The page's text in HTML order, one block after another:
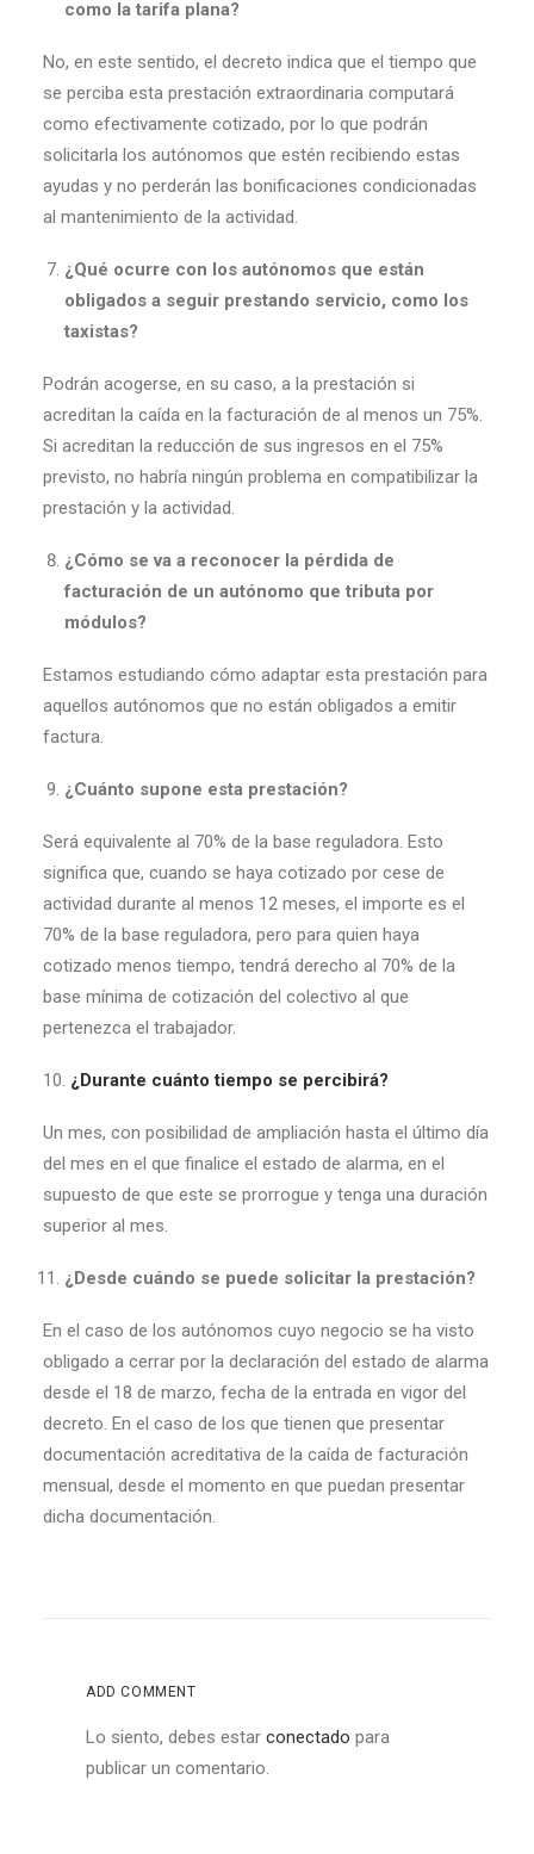
como la tarifa plana?
No, en este sentido, el decreto indica que el tiempo que
se perciba esta prestación extraordinaria computará
como efectivamente cotizado, por lo que podrán
solicitarla los autónomos que estén recibiendo estas
ayudas y no perderán las bonificaciones condicionadas
al mantenimiento de la actividad.
¿ Qué ocurre con los autónomos que están
obligados a seguir prestando servicio, como los
taxistas?
Podrán acogerse, en su caso, a la prestación si
acreditan la caída en la facturación de al menos un 75%.
Si acreditan la reducción de sus ingresos en el 75%
previsto, no habría ningún problema en compatibilizar la
prestación y la actividad.
¿Cómo se va a reconocer la pérdida de
facturación de un autónomo que tributa por
módulos?
Estamos estudiando cómo adaptar esta prestación para
aquellos autónomos que no están obligados a emitir
factura.
¿Cuánto supone esta prestación?
Será equivalente al 70% de la base reguladora. Esto
significa que, cuando se haya cotizado por cese de
actividad durante al menos 12 meses, el importe es el
70% de la base reguladora, pero para quien haya
cotizado menos tiempo, tendrá derecho al 70% de la
base mínima de cotización del colectivo al que
pertenezca el trabajador.
10. ¿Durante cuánto tiempo se percibirá?
Un mes, con posibilidad de ampliación hasta el último día
del mes en el que finalice el estado de alarma, en el
supuesto de que este se prorrogue y tenga una duración
superior al mes.
¿Desde cuándo se puede solicitar la prestación?
En el caso de los autónomos cuyo negocio se ha visto
obligado a cerrar por la declaración del estado de alarma
desde el 18 de marzo, fecha de la entrada en vigor del
decreto. En el caso de los que tienen que presentar
documentación acreditativa de la caída de facturación
mensual, desde el momento en que puedan presentar
dicha documentación.
ADD COMMENT
Lo siento, debes estar conectado para
publicar un comentario.